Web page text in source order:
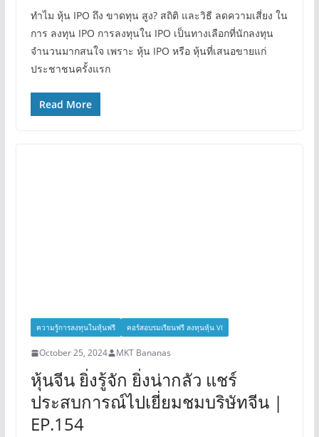
ทำไม หุ้น IPO ถึง ขาดทุน สูง? สถิติ และวิธี ลดความเสี่ยง ใน
การ ลงทุน IPO การลงทุนใน IPO เป็นทางเลือกที่นักลงทุน
จำนวนมากสนใจ เพราะ หุ้น IPO หรือ หุ้นที่เสนอขายแก่
ประชาชนครั้งแรก
Read More
ความรู้การลงทุนในหุ้นฟรี คอร์สอบรมเรียนฟรี ลงทุนหุ้น VI
October 25, 2024 MKT Bananas
หุ้นจีน ยิ่งรู้จัก ยิ่งน่ากลัว แชร์
ประสบการณ์ไปเยี่ยมชมบริษัทจีน |
EP.154